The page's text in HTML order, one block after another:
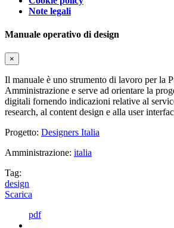
Note legali
Manuale operativo di design
×
Il manuale è uno strumento di lavoro per la
Amministrazione e serve ad orientare la
digitali fornendo indicazioni relative al
research, al content design e alla user
Progetto: Designers Italia
Amministrazione: italia
Tag:
design
Scarica
pdf